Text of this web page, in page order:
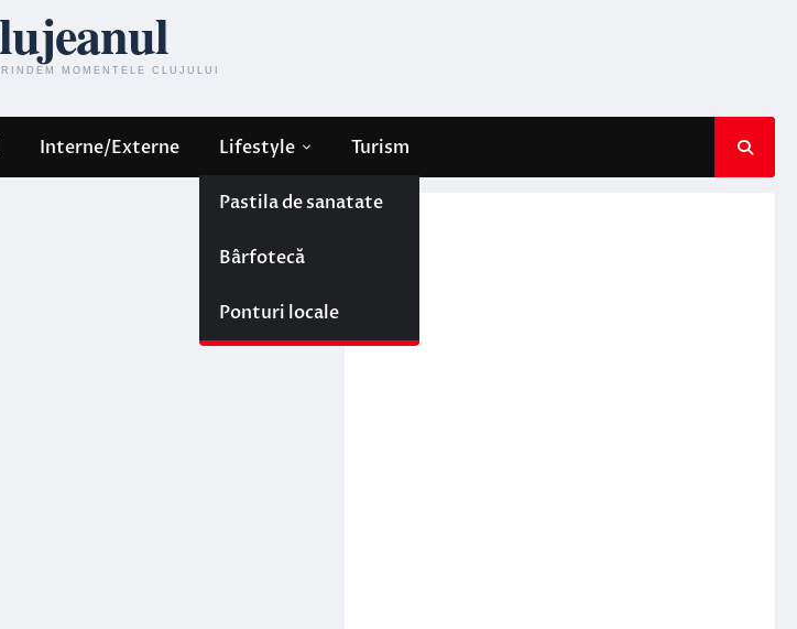
Interne/Externe Lifestyle
Pastila de sanatate
Bârfotecă
Ponturi locale
Turism